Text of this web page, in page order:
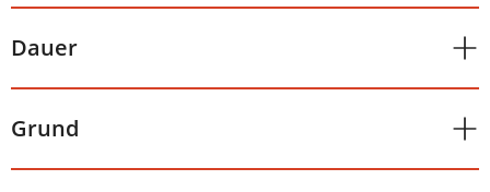
Dauer
Grund